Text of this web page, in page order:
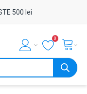
500 lei
0